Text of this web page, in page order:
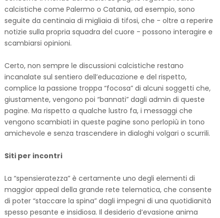
calcistiche come Palermo o Catania, ad esempio, sono
seguite da centinaia di migliaia di tifosi, che - oltre a reperire
notizie sulla propria squadra del cuore - possono interagire e
scambiarsi opinioni.
Certo, non sempre le discussioni calcistiche restano
incanalate sul sentiero dell’educazione e del rispetto,
complice la passione troppa “focosa” di alcuni soggetti che,
giustamente, vengono poi “bannati” dagli admin di queste
pagine. Ma rispetto a qualche lustro fa, i messaggi che
vengono scambiati in queste pagine sono perlopiù in tono
amichevole e senza trascendere in dialoghi volgari o scurrili.
Siti per incontri
La “spensieratezza” è certamente uno degli elementi di
maggior appeal della grande rete telematica, che consente
di poter “staccare la spina” dagli impegni di una quotidianità
spesso pesante e insidiosa. Il desiderio d’evasione anima